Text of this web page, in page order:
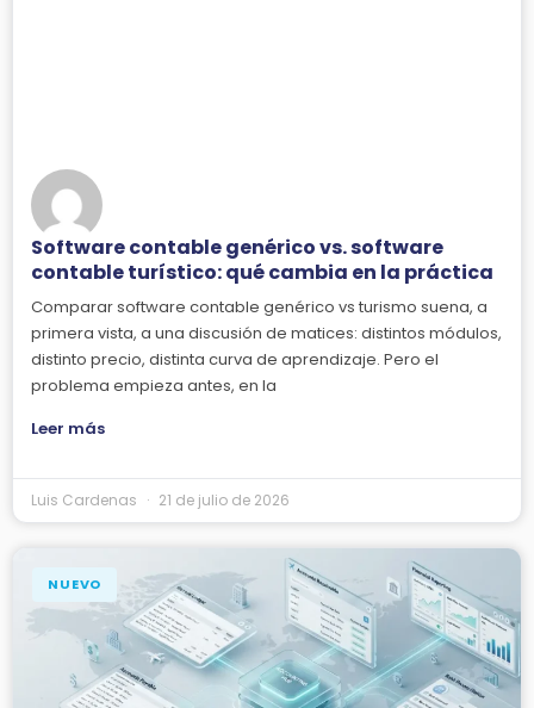
Software contable genérico vs. software
contable turístico: qué cambia en la práctica
Comparar software contable genérico vs turismo suena, a
primera vista, a una discusión de matices: distintos módulos,
distinto precio, distinta curva de aprendizaje. Pero el
problema empieza antes, en la
Leer más
Luis Cardenas 21 de julio de 2026
NUEVO